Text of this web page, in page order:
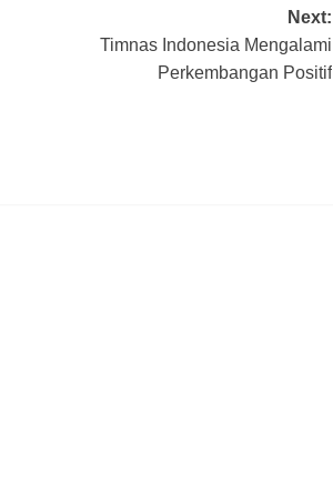
Next:
Timnas Indonesia Mengalami
Perkembangan Positif